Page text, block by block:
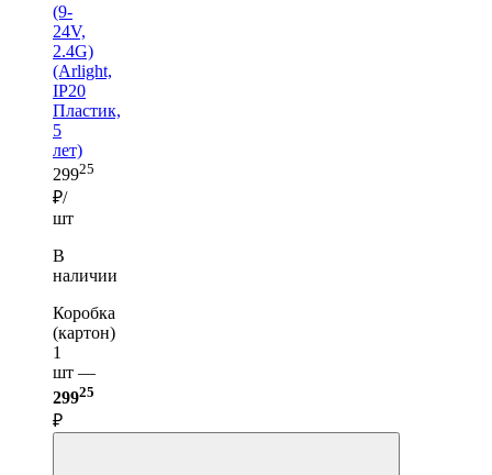
(9-
24V,
2.4G)
(Arlight,
IP20
Пластик,
5
лет)
29925
₽/
шт
В
наличии
Коробка
(картон)
1
шт —
29925
₽